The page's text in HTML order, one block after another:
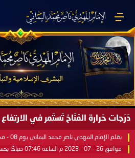
بقلم الإمام المهدي ناصر محمد اليماني يوم 08 - محرم - 1445 هـ
موافق 26 - 07 - 2023 م الساعة 07:46 صباحًا بحسب التقويم الرسمي لأمّ القُرى